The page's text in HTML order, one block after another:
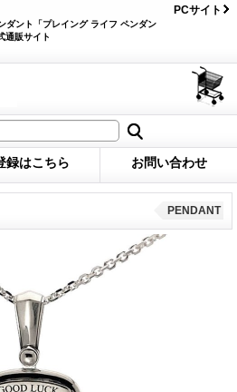
ダント「プレイング ライフ ペンダン
通販サイト
PCサイト
録はこちら お問い合わせ
PENDANT